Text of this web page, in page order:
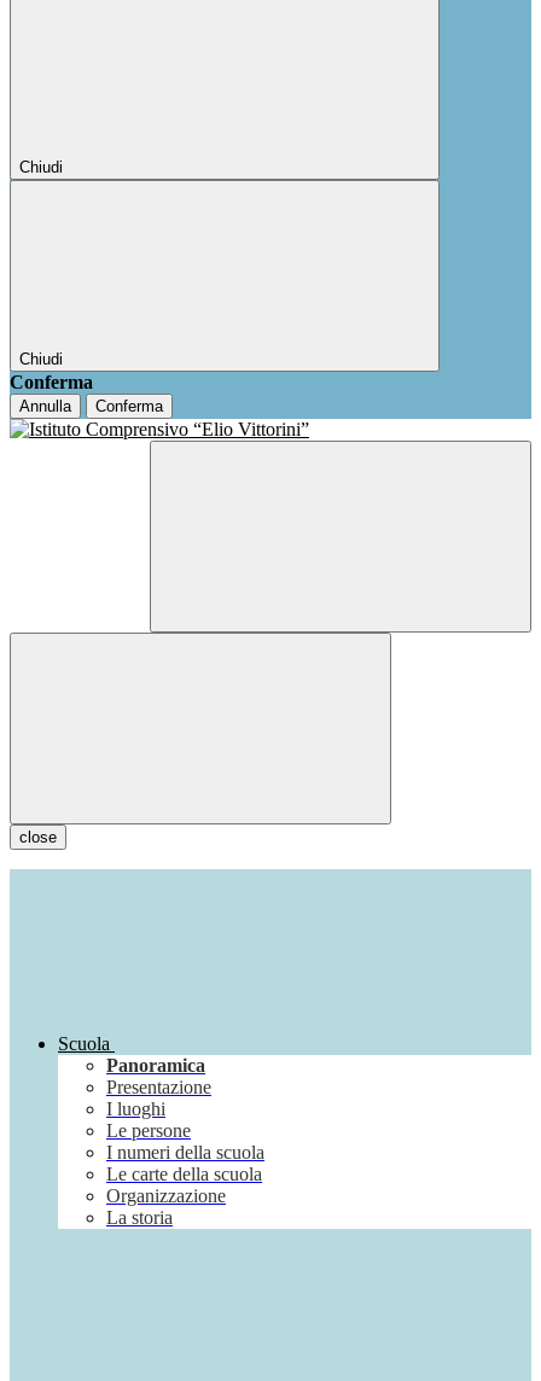
Chiudi
Chiudi
Conferma
Annulla Conferma
close
Scuola
Panoramica
Presentazione
I luoghi
Le persone
I numeri della scuola
Le carte della scuola
Organizzazione
La storia